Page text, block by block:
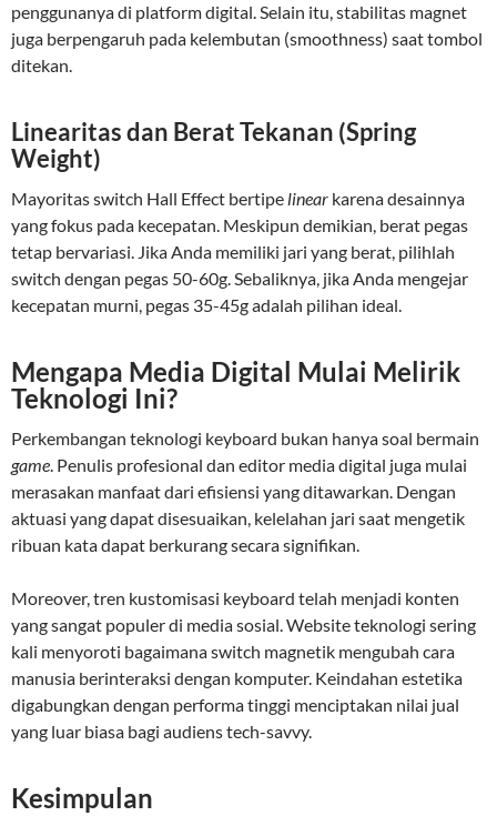
penggunanya di platform digital. Selain itu, stabilitas magnet
juga berpengaruh pada kelembutan (smoothness) saat tombol
ditekan.
Linearitas dan Berat Tekanan (Spring
Weight)
Mayoritas switch Hall Effect bertipe linear karena desainnya
yang fokus pada kecepatan. Meskipun demikian, berat pegas
tetap bervariasi. Jika Anda memiliki jari yang berat, pilihlah
switch dengan pegas 50-60g. Sebaliknya, jika Anda mengejar
kecepatan murni, pegas 35-45g adalah pilihan ideal.
Mengapa Media Digital Mulai Melirik
Teknologi Ini?
Perkembangan teknologi keyboard bukan hanya soal bermain
game. Penulis profesional dan editor media digital juga mulai
merasakan manfaat dari efisiensi yang ditawarkan. Dengan
aktuasi yang dapat disesuaikan, kelelahan jari saat mengetik
ribuan kata dapat berkurang secara signifikan.
Moreover, tren kustomisasi keyboard telah menjadi konten
yang sangat populer di media sosial. Website teknologi sering
kali menyoroti bagaimana switch magnetik mengubah cara
manusia berinteraksi dengan komputer. Keindahan estetika
digabungkan dengan performa tinggi menciptakan nilai jual
yang luar biasa bagi audiens tech-savvy.
Kesimpulan